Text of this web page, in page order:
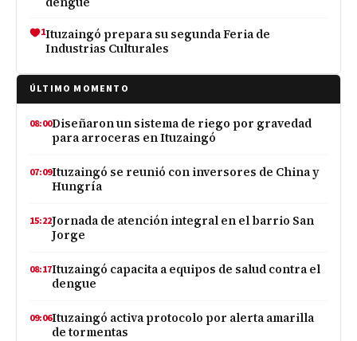
1Ituzaingó prepara su segunda Feria de
Industrias Culturales
ÚLTIMO MOMENTO
08:00Diseñaron un sistema de riego por gravedad
para arroceras en Ituzaingó
07:09Ituzaingó se reunió con inversores de China y
Hungría
15:22Jornada de atención integral en el barrio San
Jorge
08:17Ituzaingó capacita a equipos de salud contra el
dengue
09:06Ituzaingó activa protocolo por alerta amarilla
de tormentas